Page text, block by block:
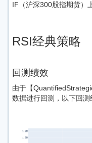
IF（沪深300股指期货）
RSI经典策略
回测绩效
由于【
数据进行回测，以下回测